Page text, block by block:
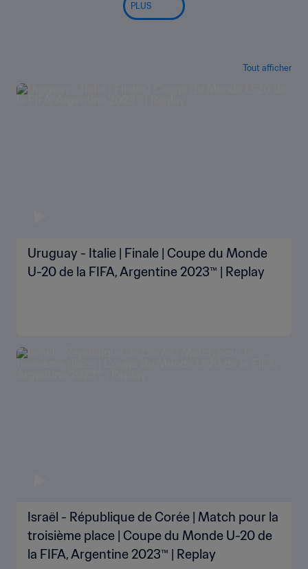
PLUS
Tout afficher
Uruguay - Italie | Finale | Coupe du Monde
U-20 de la FIFA, Argentine 2023™ | Replay
Israël - République de Corée | Match pour la
troisième place | Coupe du Monde U-20 de
la FIFA, Argentine 2023™ | Replay